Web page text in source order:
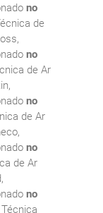
no
de
no
de Ar
no
de Ar
no
de Ar
no